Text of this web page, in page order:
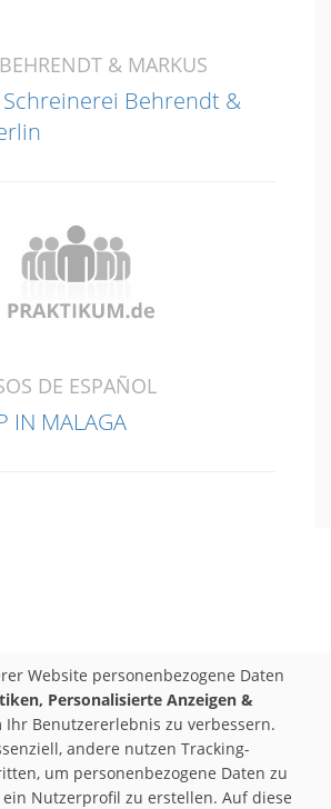
& MARKUS
Behrendt &
DE ESPAÑOL
IN MALAGA
Website personenbezogene Daten
Personalisierte Anzeigen &
Ihr Benutzererlebnis zu verbessern.
andere nutzen Tracking-
um personenbezogene Daten zu
Nutzerprofil zu erstellen. Auf diese